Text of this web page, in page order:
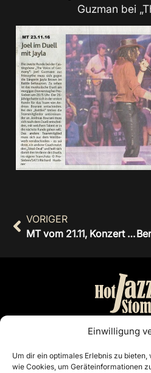
Einwilligung
Um dir ein optimales Erlebnis zu
wie Cookies, um Geräteinformationen
Guzman bei
VORIGER
MT vom 21.11, Konzert bei „Kalli’s“ zu Ehren der amer. Gäste